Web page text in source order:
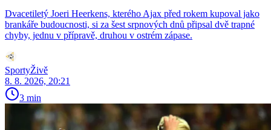
Dvacetiletý Joeri Heerkens, kterého Ajax před rokem kupoval jako
brankáře budoucnosti, si za šest srpnových dnů připsal dvě trapné
chyby, jednu v přípravě, druhou v ostrém zápase.
SportyŽivě
8. 8. 2026, 20:21
3 min